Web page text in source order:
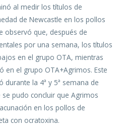
al medir los títulos de
de Newcastle en los pollos
observó que, después de
por una semana, los títulos
en el grupo OTA, mientras
en el grupo OTA+Agrimos. Este
la 4ª y 5ª semana de
pudo concluir que Agrimos
en los pollos de
con ocratoxina.